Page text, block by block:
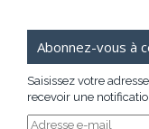
Abonnez-vous à
Saisissez votre
recevoir une
Adresse